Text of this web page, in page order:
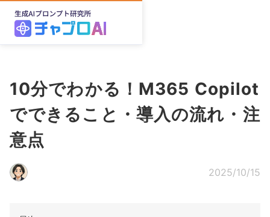
10分でわかる！M365 Copilot
でできること・導入の流れ・注
意点
2025/10/15